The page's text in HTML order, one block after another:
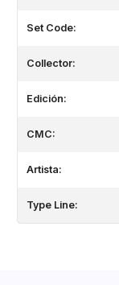
Set Code:
Collector:
Edición:
CMC:
Artista:
Type Line: